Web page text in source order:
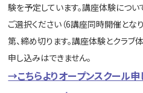
験を予定しています。講座体験につ
ご選択ください（6講座同時開催とな
第、締め切ります。講座体験とクラ
申し込みはできません。
→こちらよりオープンスクール